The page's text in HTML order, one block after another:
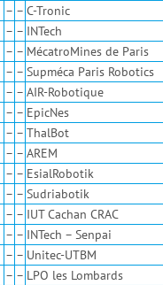
– – C-Tronic
– – INTech
– – MécatroMines de Paris
– – Supméca Paris Robotics
– – AIR-Robotique
– – EpicNes
– – ThalBot
– – AREM
– – EsialRobotik
– – Sudriabotik
– – IUT Cachan CRAC
– – INTech – Senpai
– – Unitec-UTBM
– – LPO les Lombards